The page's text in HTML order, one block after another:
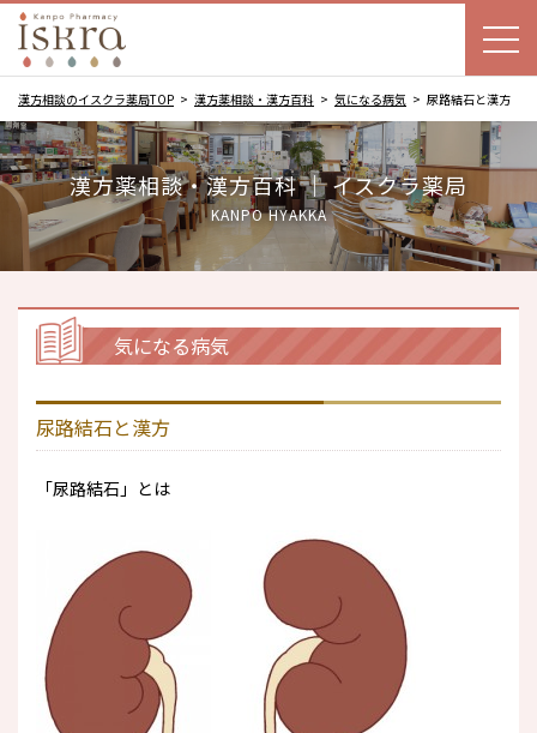
漢方相談のイスクラ薬局TOP 漢方薬相談・漢方百科 気になる病気 尿路結石と漢方
漢方薬相談・漢方百科 ｜ イスクラ薬局
KANPO HYAKKA
気になる病気
尿路結石と漢方
「尿路結石」とは